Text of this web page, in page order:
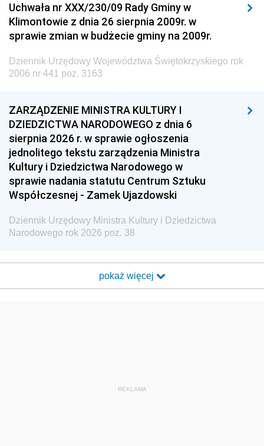
Uchwała nr XXX/230/09 Rady Gminy w
Klimontowie z dnia 26 sierpnia 2009r. w
sprawie zmian w budżecie gminy na 2009r.
Dziennik Urzędowy Województwa Świętokrzyskiego rok
2006 nr 441 poz. 3163
ZARZĄDZENIE MINISTRA KULTURY I
DZIEDZICTWA NARODOWEGO z dnia 6
sierpnia 2026 r. w sprawie ogłoszenia
jednolitego tekstu zarządzenia Ministra
Kultury i Dziedzictwa Narodowego w
sprawie nadania statutu Centrum Sztuku
Współczesnej - Zamek Ujazdowski
Dziennik Urzędowy Ministra Kultury i Dziedzictwa
Narodowego rok 2026 poz. 38
pokaż więcej
REKLAMA